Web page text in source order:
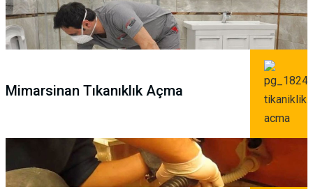
Mimarsinan Tıkanıklık Açma